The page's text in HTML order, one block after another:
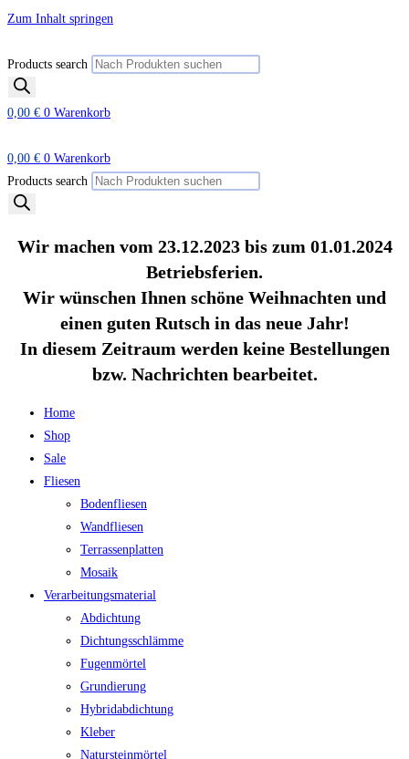
Zum Inhalt springen
Products search
0,00 € 0 Warenkorb
0,00 € 0 Warenkorb
Products search
Wir machen vom 23.12.2023 bis zum 01.01.2024
Betriebsferien.
Wir wünschen Ihnen schöne Weihnachten und
einen guten Rutsch in das neue Jahr!
In diesem Zeitraum werden keine Bestellungen
bzw. Nachrichten bearbeitet.
Home
Shop
Sale
Fliesen
Bodenfliesen
Wandfliesen
Terrassenplatten
Mosaik
Verarbeitungsmaterial
Abdichtung
Dichtungsschlämme
Fugenmörtel
Grundierung
Hybridabdichtung
Kleber
Natursteinmörtel